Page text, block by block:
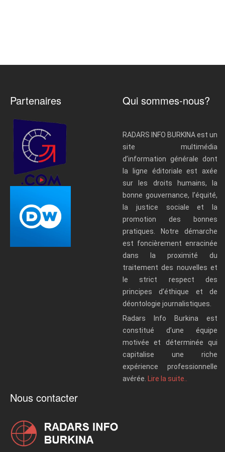
Partenaires Qui sommes-nous?
RADARS INFO BURKINA est un
site multimédia
d’information générale dont
la ligne éditoriale est axée
sur les droits humains, la
bonne gouvernance, l’équité,
la justice sociale et la
promotion des bonnes
pratiques. Notre démarche
est foncièrement enracinée
dans la proximité du
traitement des nouvelles et
le strict respect des
principes d’éthique et de
déontologie journalistiques.
Radars Info Burkina est
constitué d’une équipe
motivée et déterminée qui
capitalise une riche
expérience professionnelle
avérée.
Lire la suite..
Nous contacter